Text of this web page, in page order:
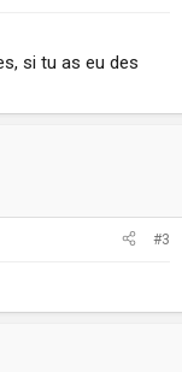
si tu as eu des
#3